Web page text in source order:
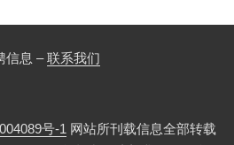
信息 –联系我们
号-1 网站所刊载信息全部转载